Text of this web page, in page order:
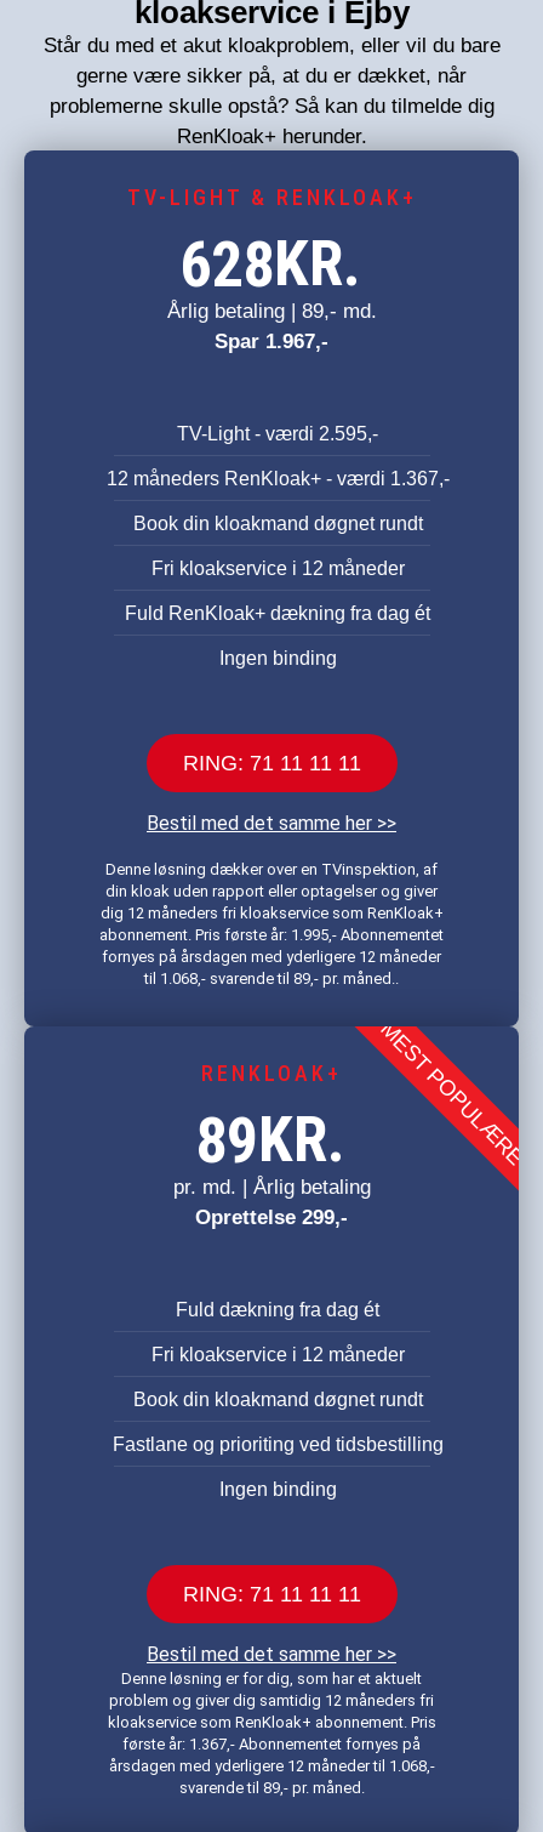
kloakservice i Ejby
Står du med et akut kloakproblem, eller vil du bare
gerne være sikker på, at du er dækket, når
problemerne skulle opstå? Så kan du tilmelde dig
RenKloak+ herunder.
TV-LIGHT & RENKLOAK+
628KR.
Årlig betaling | 89,- md.
Spar 1.967,-
TV-Light - værdi 2.595,-
12 måneders RenKloak+ - værdi 1.367,-
Book din kloakmand døgnet rundt
Fri kloakservice i 12 måneder
Fuld RenKloak+ dækning fra dag ét
Ingen binding
RING: 71 11 11 11
Bestil med det samme her >>
Denne løsning dækker over en TVinspektion, af
din kloak uden rapport eller optagelser og giver
dig 12 måneders fri kloakservice som RenKloak+
abonnement. Pris første år: 1.995,- Abonnementet
fornyes på årsdagen med yderligere 12 måneder
til 1.068,- svarende til 89,- pr. måned..
RENKLOAK+
89KR.
pr. md. | Årlig betaling
Oprettelse 299,-
Fuld dækning fra dag ét
Fri kloakservice i 12 måneder
Book din kloakmand døgnet rundt
Fastlane og prioriting ved tidsbestilling
Ingen binding
RING: 71 11 11 11
Bestil med det samme her >>
Denne løsning er for dig, som har et aktuelt
problem og giver dig samtidig 12 måneders fri
kloakservice som RenKloak+ abonnement. Pris
første år: 1.367,- Abonnementet fornyes på
årsdagen med yderligere 12 måneder til 1.068,-
svarende til 89,- pr. måned.
MEST POPULÆRE